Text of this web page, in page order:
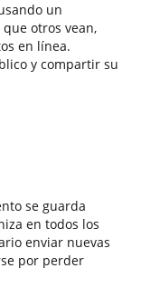
un
otros vean,
en línea.
y compartir su
se guarda
en todos los
enviar nuevas
por perder